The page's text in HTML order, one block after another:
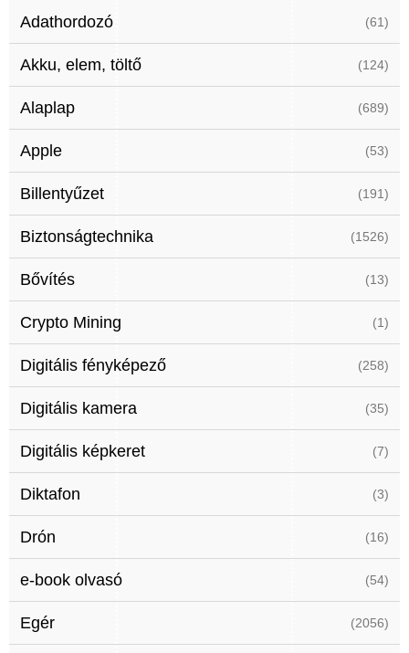
Adathordozó (61)
Akku, elem, töltő (124)
Alaplap (689)
Apple (53)
Billentyűzet (191)
Biztonságtechnika (1526)
Bővítés (13)
Crypto Mining (1)
Digitális fényképező (258)
Digitális kamera (35)
Digitális képkeret (7)
Diktafon (3)
Drón (16)
e-book olvasó (54)
Egér (2056)